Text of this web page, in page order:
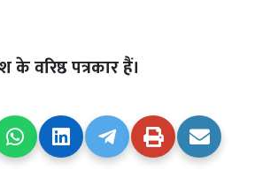
वरिष्ठ पत्रकार हैं।